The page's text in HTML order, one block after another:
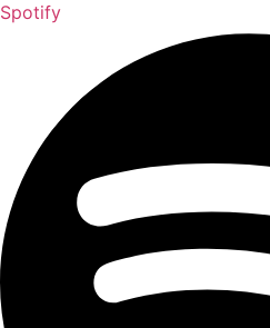
Spotify